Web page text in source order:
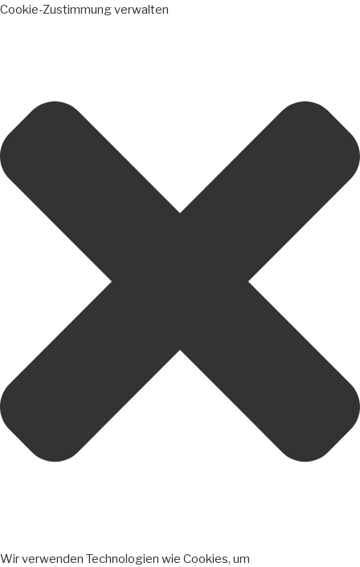
Cookie-Zustimmung verwalten
Wir verwenden Technologien wie Cookies, um